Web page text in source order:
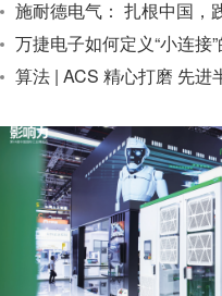
施耐德电气： 扎根中国，
万捷电子如何定义“小连
算法 | ACS 精心打磨 先进